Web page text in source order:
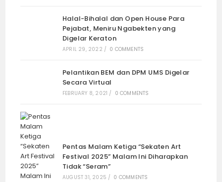
Halal-Bihalal dan Open House Para
Pejabat, Meniru Ngabekten yang
Digelar Keraton
APRIL 29, 2022 / 0 COMMENTS
Pelantikan BEM dan DPM UMS Digelar
Secara Virtual
FEBRUARY 8, 2021 / 0 COMMENTS
Pentas Malam Ketiga “Sekaten Art
Festival 2025” Malam Ini Diharapkan
Tidak “Seram”
AUGUST 31, 2025 / 0 COMMENTS